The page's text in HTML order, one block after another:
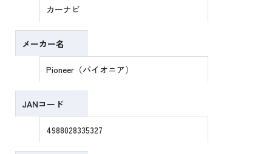
カーナビ
メーカー名
Pioneer（パイオニア）
JANコード
4988028335327